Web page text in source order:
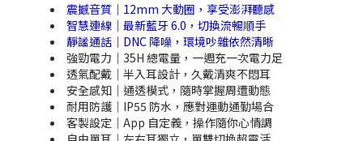
震撼音質｜12mm 大動圈，享受澎湃聽感
智慧連線｜最新藍牙 6.0，切換流暢順手
靜謐通話｜DNC 降噪，環境吵雜依然清晰
強勁電力｜35H 總電量，一週充一次電力足
透氣配戴｜半入耳設計，久戴清爽不悶耳
安全感知｜通透模式，隨時掌握周遭動態
耐用防護｜IP55 防水，應對運動通勤場合
客製設定｜App 自定義，操作隨你心情調